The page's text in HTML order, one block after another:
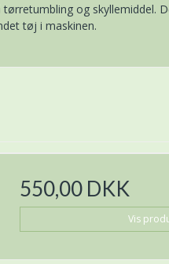
og skyllemiddel.
tøj i maskinen.
550,00 DKK
Vis